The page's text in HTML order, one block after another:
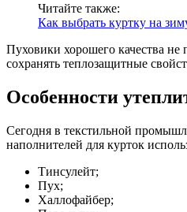
Читайте также:
Как выбрать куртку на
Пуховики хорошего качества не
сохранять теплозащитные
Особенности
Сегодня в текстильной
наполнителей для курток
Тинсулейт;
Пух;
Халлофайбер;